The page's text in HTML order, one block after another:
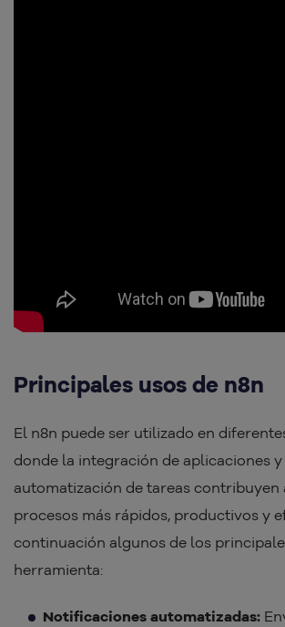
Principales usos de n8n
El n8n puede ser utilizado en
donde la integración de aplicaciones y
automatización de tareas contribuyen
procesos más rápidos, productivos y
continuación algunos de los
herramienta:
Notificaciones automatizadas: